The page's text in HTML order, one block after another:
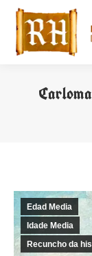
Edad Media
Idade Media
Recuncho da